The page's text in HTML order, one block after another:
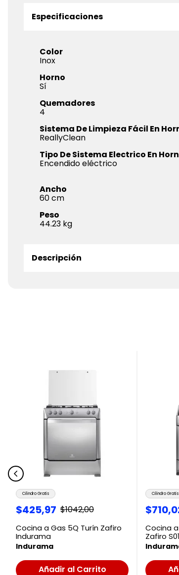
Especificaciones
Color
Inox
Horno
Sí
Quemadores
4
Sistema De Limpieza Fácil En
ReallyClean
Tipo De Sistema Electrico En
Encendido eléctrico
Ancho
60
Peso
44.23
Descripción
Cilindro Gratis
$425,97 $1042,00
Cocina a Gas 5Q Turín Zafiro
Indurama
Indurama
Añadir al Carrito
Cilindro Gratis
$710,
Cocina
Zafiro